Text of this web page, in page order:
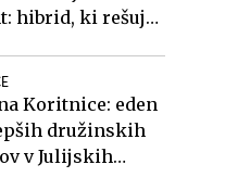
hibrid, ki rešuje
Koritnice: eden
družinskih
v Julijskih